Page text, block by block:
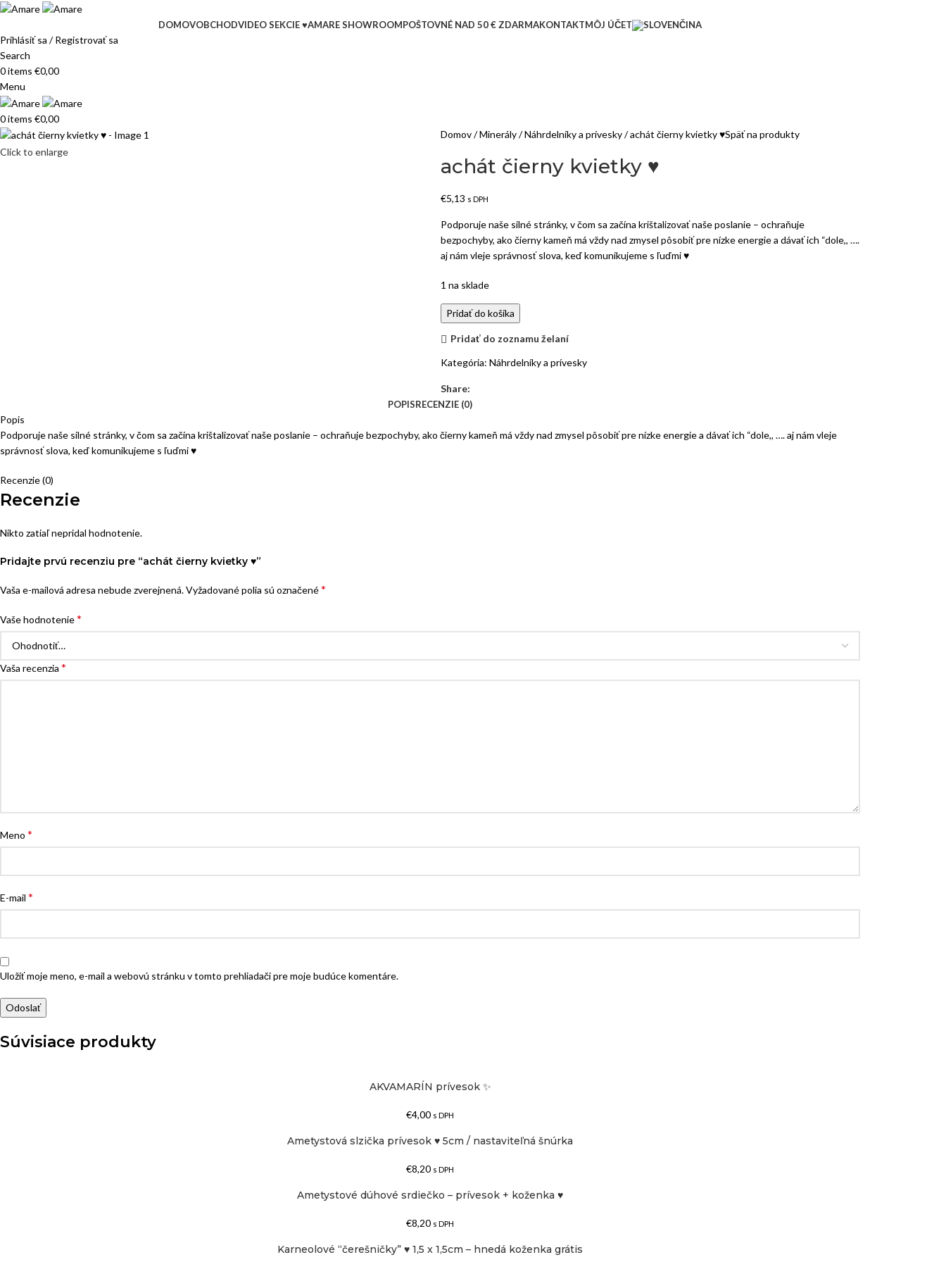
DOMOVOBCHODVIDEO SEKCIE ♥AMARE SHOWROOMPOŠTOVNÉ NAD 50 € ZDARMAKONTAKTMÔJ ÚČET
Prihlásiť sa / Registrovať sa
Search
0items €0,00
Menu
0items €0,00
Click to enlarge
Domov Minerály Náhrdelníky a prívesky achát čierny kvietky ♥Späť na produkty
achát čierny kvietky ♥
€5,13 s DPH
Podporuje naše silné stránky, v čom sa začína krištalizovať naše poslanie – ochraňuje
bezpochyby, ako čierny kameň má vždy nad zmysel pôsobiť pre nízke energie a dávať ich “dole,, ….
aj nám vleje správnosť slova, keď komunikujeme s ľuďmi ♥
1 na sklade
Pridať do košíka
Pridať do zoznamu želaní
Kategória: Náhrdelníky a prívesky
Share:
POPISRECENZIE (0)
Popis
Podporuje naše silné stránky, v čom sa začína krištalizovať naše poslanie – ochraňuje bezpochyby, ako čierny kameň má vždy nad zmysel pôsobiť pre nízke energie a dávať ich “dole,, …. aj nám vleje
správnosť slova, keď komunikujeme s ľuďmi ♥
Recenzie (0)
Recenzie
Nikto zatiaľ nepridal hodnotenie.
Pridajte prvú recenziu pre “achát čierny kvietky ♥”
Vaša e-mailová adresa nebude zverejnená.Vyžadované polia sú označené*
Vaše hodnotenie*
Vaša recenzia *
Meno *
E-mail *
Uložiť moje meno, e-mail a webovú stránku v tomto prehliadači pre moje budúce komentáre.
Súvisiace produkty
AKVAMARÍN prívesok ✨
€4,00 s DPH
Ametystová slzička prívesok ♥ 5cm / nastaviteľná šnúrka
€8,20 s DPH
Ametystové dúhové srdiečko – prívesok + koženka ♥
€8,20 s DPH
Karneolové “čerešničky” ♥ 1,5 x 1,5cm – hnedá koženka grátis